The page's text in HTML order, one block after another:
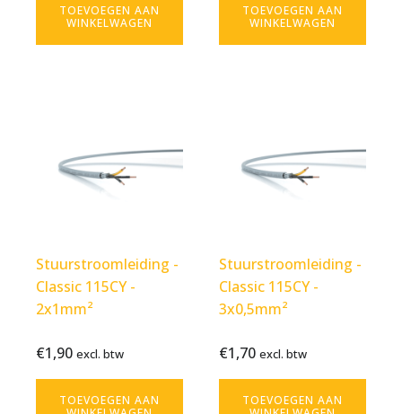
TOEVOEGEN AAN
WINKELWAGEN
TOEVOEGEN AAN
WINKELWAGEN
Stuurstroomleiding -
Classic 115CY -
2x1mm²
excl.
btw
Bekijk
product
€1,90 excl. btw
TOEVOEGEN AAN
Stuurstroomleiding -
Classic 115CY -
3x0,5mm²
excl.
btw
Bekijk
product
€1,70 excl. btw
TOEVOEGEN AAN